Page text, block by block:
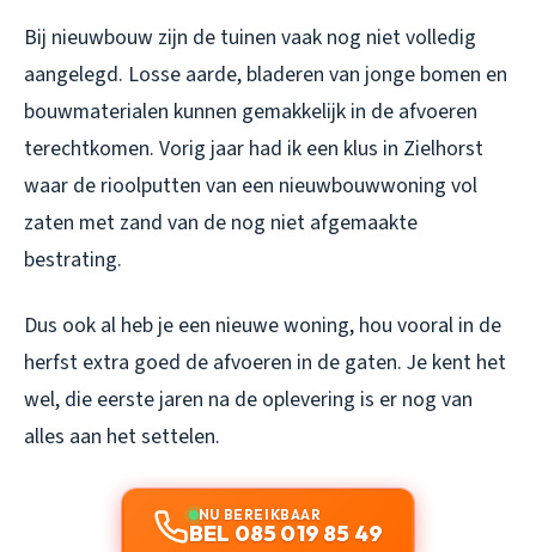
Bij nieuwbouw zijn de tuinen vaak nog niet volledig
aangelegd. Losse aarde, bladeren van jonge bomen en
bouwmaterialen kunnen gemakkelijk in de afvoeren
terechtkomen. Vorig jaar had ik een klus in Zielhorst
waar de rioolputten van een nieuwbouwwoning vol
zaten met zand van de nog niet afgemaakte
bestrating.
Dus ook al heb je een nieuwe woning, hou vooral in de
herfst extra goed de afvoeren in de gaten. Je kent het
wel, die eerste jaren na de oplevering is er nog van
alles aan het settelen.
NU BEREIKBAAR
BEL 085 019 85 49